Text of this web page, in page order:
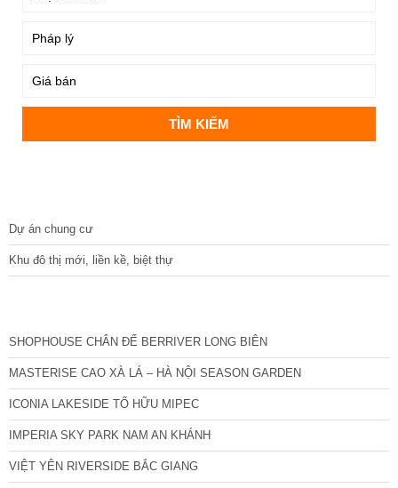
Dự án chung cư
Khu đô thị mới, liền kề, biệt thự
SHOPHOUSE CHÂN ĐẾ BERRIVER LONG BIÊN
MASTERISE CAO XÀ LÁ – HÀ NỘI SEASON GARDEN
ICONIA LAKESIDE TỐ HỮU MIPEC
IMPERIA SKY PARK NAM AN KHÁNH
VIỆT YÊN RIVERSIDE BẮC GIANG